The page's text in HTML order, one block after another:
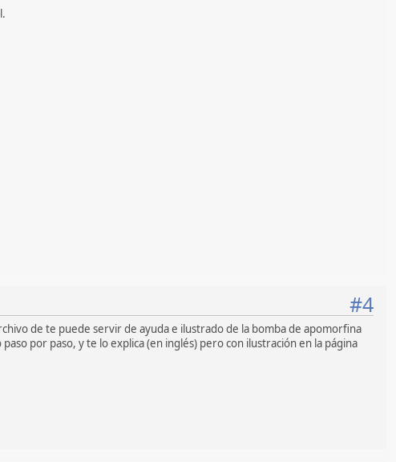
#4
de te puede servir de ayuda e ilustrado de la bomba de apomorfina
por paso, y te lo explica (en inglés) pero con ilustración en la página